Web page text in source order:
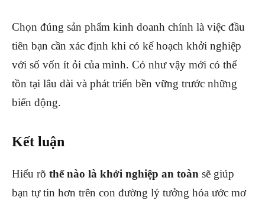
Chọn đúng sản phẩm kinh doanh chính là việc đầu
tiên bạn cần xác định khi có kế hoạch khởi nghiệp
với số vốn ít ỏi của mình. Có như vậy mới có thể
tồn tại lâu dài và phát triển bền vững trước những
biến động.
Kết luận
Hiểu rõ thế nào là khởi nghiệp an toàn sẽ giúp
bạn tự tin hơn trên con đường lý tưởng hóa ước mơ